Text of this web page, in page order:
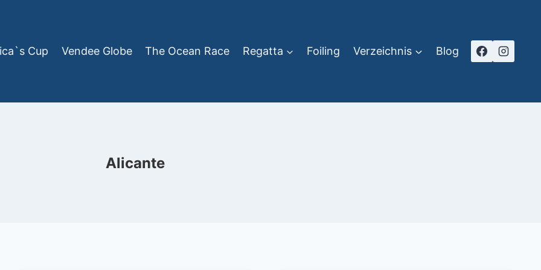
Cup Vendee Globe The Ocean Race Regatta Foiling Verzeichnis Blog
Alicante